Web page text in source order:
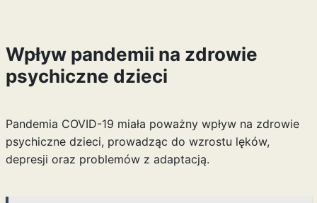
Wpływ pandemii na zdrowie
psychiczne dzieci
Pandemia COVID-19 miała poważny wpływ na zdrowie
psychiczne dzieci, prowadząc do wzrostu lęków,
depresji oraz problemów z adaptacją.